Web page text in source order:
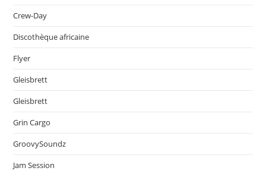
Crew-Day
Discothèque africaine
Flyer
Gleisbrett
Gleisbrett
Grin Cargo
GroovySoundz
Jam Session